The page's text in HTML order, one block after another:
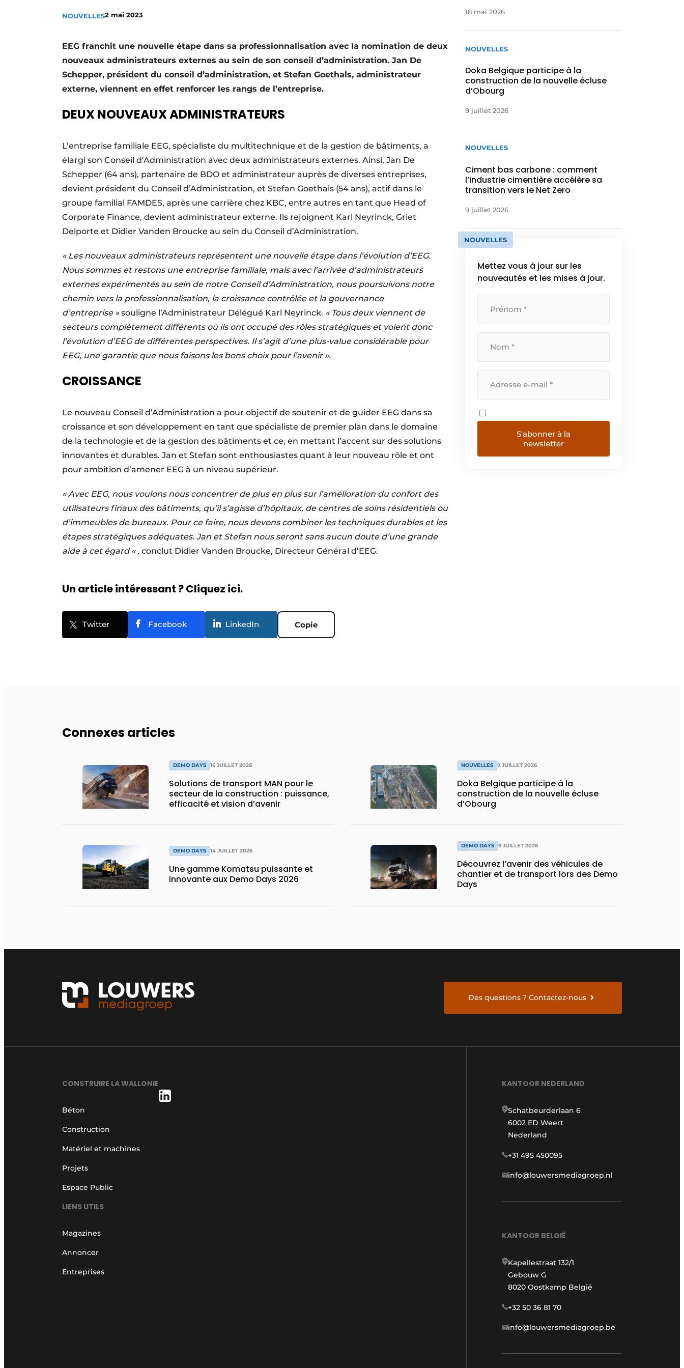
Termes et conditions
NOUVELLES2 mai 2023
EEG franchit une nouvelle étape dans sa professionnalisation avec la nomination de deux
nouveaux administrateurs externes au sein de son conseil d’administration. Jan De
Schepper, président du conseil d’administration, et Stefan Goethals, administrateur
externe, viennent en effet renforcer les rangs de l’entreprise.
DEUX NOUVEAUX ADMINISTRATEURS
L’entreprise familiale EEG, spécialiste du multitechnique et de la gestion de bâtiments, a
élargi son Conseil d’Administration avec deux administrateurs externes. Ainsi, Jan De
Schepper (64 ans), partenaire de BDO et administrateur auprès de diverses entreprises,
devient président du Conseil d’Administration, et Stefan Goethals (54 ans), actif dans le
groupe familial FAMDES, après une carrière chez KBC, entre autres en tant que Head of
Corporate Finance, devient administrateur externe. Ils rejoignent Karl Neyrinck, Griet
Delporte et Didier Vanden Broucke au sein du Conseil d’Administration.
« Les nouveaux administrateurs représentent une nouvelle étape dans l’évolution d’EEG.
Nous sommes et restons une entreprise familiale, mais avec l’arrivée d’administrateurs
externes expérimentés au sein de notre Conseil d’Administration, nous poursuivons notre
chemin vers la professionnalisation, la croissance contrôlée et la gouvernance
d’entreprise »souligne l’Administrateur Délégué Karl Neyrinck. « Tous deux viennent de
secteurs complètement différents où ils ont occupé des rôles stratégiques et voient donc
l’évolution d’EEG de différentes perspectives. Il s’agit d’une plus-value considérable pour
EEG, une garantie que nous faisons les bons choix pour l’avenir ».
CROISSANCE
Le nouveau Conseil d’Administration a pour objectif de soutenir et de guider EEG dans sa
croissance et son développement en tant que spécialiste de premier plan dans le domaine
de la technologie et de la gestion des bâtiments et ce, en mettant l’accent sur des solutions
innovantes et durables. Jan et Stefan sont enthousiastes quant à leur nouveau rôle et ont
pour ambition d’amener EEG à un niveau supérieur.
« Avec EEG, nous voulons nous concentrer de plus en plus sur l’amélioration du confort des
utilisateurs finaux des bâtiments, qu’il s’agisse d’hôpitaux, de centres de soins résidentiels ou
d’immeubles de bureaux. Pour ce faire, nous devons combiner les techniques durables et les
étapes stratégiques adéquates. Jan et Stefan nous seront sans aucun doute d’une grande
aide à cet égard « , conclut Didier Vanden Broucke, Directeur Général d’EEG.
Un article intéressant ? Cliquez ici.
Twitter Facebook LinkedIn Copie
18 mai 2026
NOUVELLES
Doka Belgique participe à la
construction de la nouvelle écluse
d’Obourg
9 juillet 2026
NOUVELLES
Ciment bas carbone : comment
l’industrie cimentière accélère sa
transition vers le Net Zero
9 juillet 2026
NOUVELLES
Mettez vous à jour sur les
nouveautés et les mises à jour.
S'abonner à la
newsletter
Connexes articles
DEMO DAYS 16 JUILLET 2026
Solutions de transport MAN pour le
secteur de la construction : puissance,
efficacité et vision d’avenir
DEMO DAYS 14 JUILLET 2026
Une gamme Komatsu puissante et
innovante aux Demo Days 2026
NOUVELLES 9 JUILLET 2026
Doka Belgique participe à la
construction de la nouvelle écluse
d’Obourg
DEMO DAYS 9 JUILLET 2026
Découvrez l’avenir des véhicules de
chantier et de transport lors des Demo
Days
Des questions ? Contactez-nous
CONSTRUIRE LA WALLONIE
Béton
Construction
Matériel et machines
Projets
Espace Public
LIENS UTILS
Magazines
Annoncer
Entreprises
KANTOOR NEDERLAND
Schatbeurderlaan 6
6002 ED Weert
Nederland
+31 495 450095
info@louwersmediagroep.nl
KANTOOR BELGIË
Kapellestraat 132/1
Gebouw G
8020 Oostkamp België
+32 50 36 81 70
info@louwersmediagroep.be